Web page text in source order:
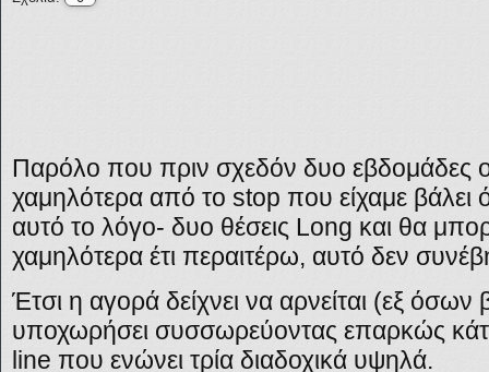
Παρόλο που πριν σχεδόν δυο εβδομάδες
χαμηλότερα από το stop που είχαμε βάλει
αυτό το λόγο- δυο θέσεις Long και θα
χαμηλότερα έτι περαιτέρω, αυτό δεν
Έτσι η αγορά δείχνει να αρνείται (εξ
υποχωρήσει συσσωρεύοντας επαρκώς
line που ενώνει τρία διαδοχικά υψηλά.